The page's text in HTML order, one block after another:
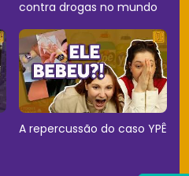
contra drogas no mundo
A repercussão do caso YPÊ